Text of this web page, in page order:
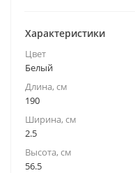
Характеристики
Цвет
Белый
Длина, см
190
Ширина, см
2.5
Высота, см
56.5